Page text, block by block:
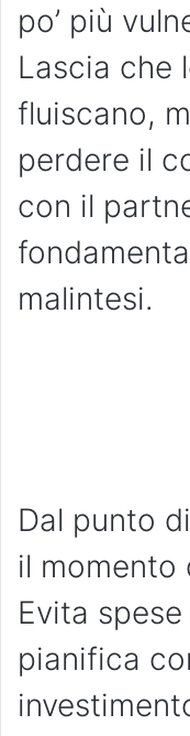
po’ più
Lascia che
fluiscano,
perdere il
con il
malintesi.
Dal punto
il momento
Evita
pianifica